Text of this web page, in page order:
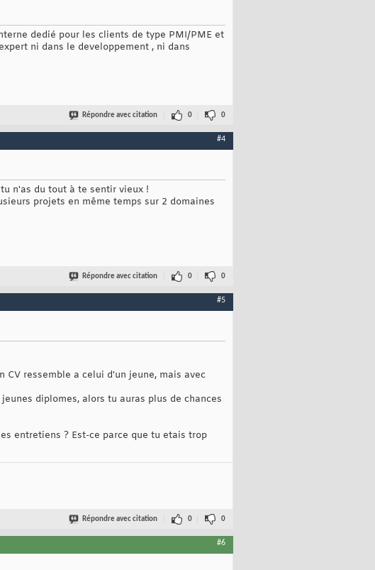
dedié pour les clients de type PMI/PME et
ni dans le developpement , ni dans
Répondre avec citation 0 0
#4
n'as du tout à te sentir vieux !
projets en même temps sur 2 domaines
Répondre avec citation 0 0
#5
CV ressemble a celui d'un jeune, mais avec
diplomes, alors tu auras plus de chances
entretiens ? Est-ce parce que tu etais trop
Répondre avec citation 0 0
#6